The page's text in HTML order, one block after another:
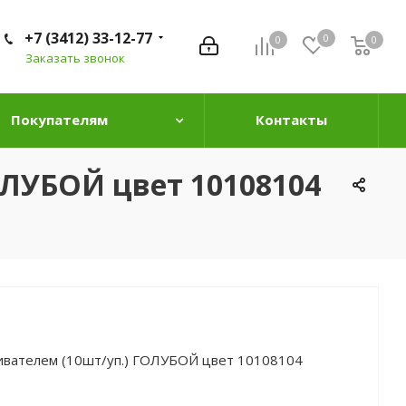
0 0 0
0
+7 (3412) 33-12-77
Заказать звонок
Покупателям Контакты
цвет 10108104
(10шт/уп.) ГОЛУБОЙ цвет 10108104